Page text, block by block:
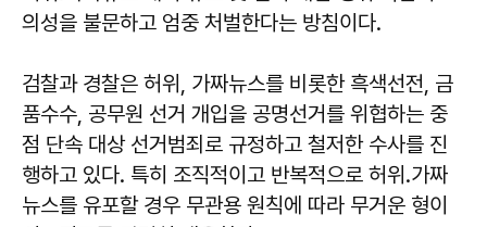
의성을 불문하고 엄중 처벌한다는 방침이다.
검찰과 경찰은 허위, 가짜뉴스를 비롯한 흑색선전, 금
품수수, 공무원 선거 개입을 공명선거를 위협하는 중
점 단속 대상 선거범죄로 규정하고 철저한 수사를 진
행하고 있다. 특히 조직적이고 반복적으로 허위․가짜
뉴스를 유포할 경우 무관용 원칙에 따라 무거운 형이